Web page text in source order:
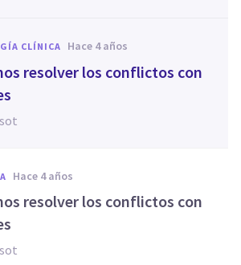
CLÍNICA hace 4 años
resolver los conflictos con
hace 4 años
resolver los conflictos con